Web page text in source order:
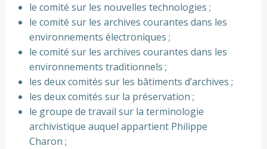
le comité sur les nouvelles technologies ;
le comité sur les archives courantes dans les
environnements électroniques ;
le comité sur les archives courantes dans les
environnements traditionnels ;
les deux comités sur les bâtiments d’archives ;
les deux comités sur la préservation ;
le groupe de travail sur la terminologie
archivistique auquel appartient Philippe
Charon ;